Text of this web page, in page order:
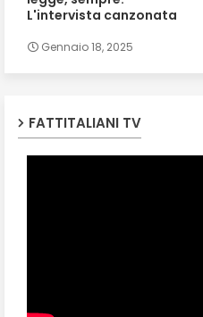
L'intervista canzonata
Gennaio 18, 2025
FATTITALIANI TV